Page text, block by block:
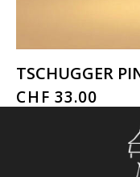
TSCHUGGER
CHF 33.00